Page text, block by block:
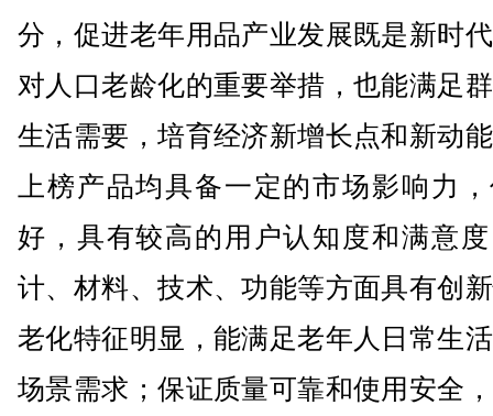
分，促进老年用品产业发展既是新时
对人口老龄化的重要举措，也能满足
生活需要，培育经济新增长点和新动
上榜产品均具备一定的市场影响力
好，具有较高的用户认知度和满意
计、材料、技术、功能等方面具有创
老化特征明显，能满足老年人日常生
场景需求；保证质量可靠和使用安全